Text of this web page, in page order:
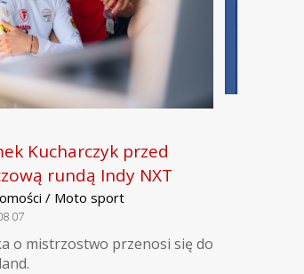
Kucharczyk przed
rundą Indy NXT
/ Moto sport
o mistrzostwo przenosi się do